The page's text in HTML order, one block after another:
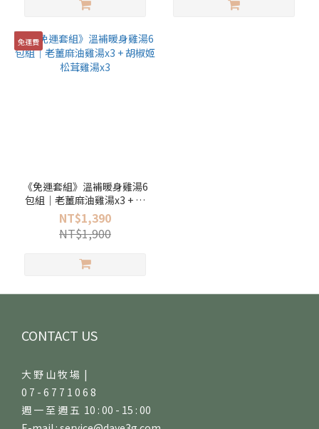
免運費
《免運套組》溫補暖身雞湯6
包組｜老薑麻油雞湯x3 + 胡
椒姬松茸雞湯x3
NT$1,390
NT$1,900
CONTACT US
大 野 山 牧 場 |
0 7 - 6 7 7 1 0 6 8
週 一 至 週 五 10 : 00 - 15 : 00